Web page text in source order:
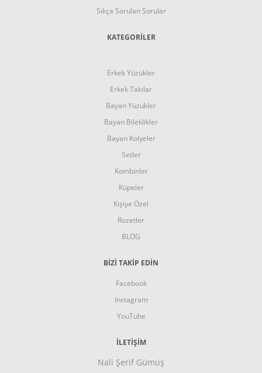
Sıkça Sorulan Sorular
KATEGORİLER
Erkek Yüzükler
Erkek Takılar
Bayan Yüzükler
Bayan Bileklikler
Bayan Kolyeler
Setler
Kombinler
Küpeler
Kişiye Özel
Rozetler
BLOG
BİZİ TAKİP EDİN
Facebook
Instagram
YouTube
İLETIŞIM
Nali Şerif Gümüş